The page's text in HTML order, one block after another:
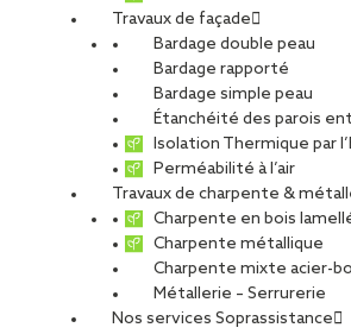
Travaux de façade
Bardage double peau
Bardage rapporté
Bardage simple peau
Étanchéité des parois
Isolation Thermique par
Perméabilité à l’air
Travaux de charpente &
Charpente en bois
Charpente métallique
Charpente mixte acier-
Métallerie – Serrurerie
Nos services Soprassistance